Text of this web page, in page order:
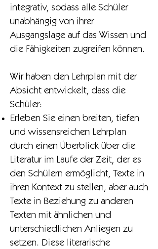
integrativ, sodass alle Schüler
unabhängig von ihrer
Ausgangslage auf das Wissen und
die Fähigkeiten zugreifen können.
Wir haben den Lehrplan mit der
Absicht entwickelt, dass die
Schüler:
Erleben Sie einen breiten, tiefen
und wissensreichen Lehrplan
durch einen Überblick über die
Literatur im Laufe der Zeit, der es
den Schülern ermöglicht, Texte in
ihren Kontext zu stellen, aber auch
Texte in Beziehung zu anderen
Texten mit ähnlichen und
unterschiedlichen Anliegen zu
setzen. Diese literarische